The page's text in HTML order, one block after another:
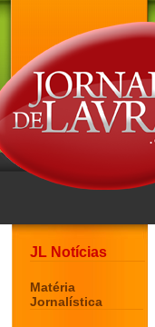
JL Notícias
Matéria
Jornalística